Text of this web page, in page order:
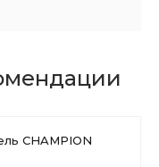
CHAMPION